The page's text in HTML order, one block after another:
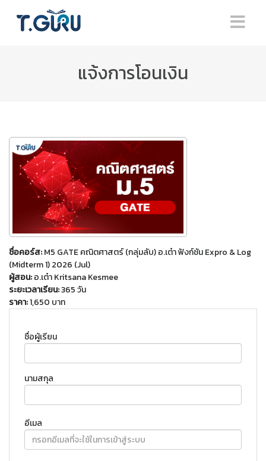
แจ้งการโอนเงิน
ชื่อคอร์ส:M5 GATE คณิตศาสตร์ (กลุ่มลับ) อ.เต๋า ฟังก์ชัน Expro & Log
(Midterm 1) 2026 (Jul)
ผู้สอน:อ.เต๋า Kritsana Kesmee
ระยะเวลาเรียน:365 วัน
ราคา:1,650 บาท
ชื่อผู้เรียน
นามสกุล
อีเมล